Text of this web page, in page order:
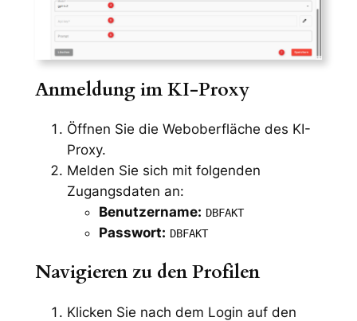
Anmeldung im KI-Proxy
Öffnen Sie die Weboberfläche des KI-
Proxy.
Melden Sie sich mit folgenden
Zugangsdaten an:
Benutzername: DBFAKT
Passwort: DBFAKT
Navigieren zu den Profilen
Klicken Sie nach dem Login auf den